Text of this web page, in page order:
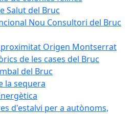
Salut del Bruc
Nou Consultori del Bruc
Origen Montserrat
de les cases del Bruc
del Bruc
la sequera
d'estalvi per a autònoms,